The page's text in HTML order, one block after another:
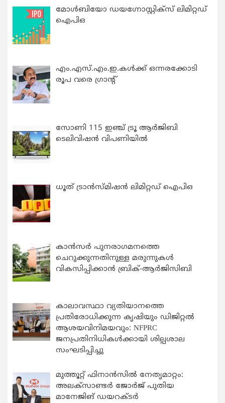
മോൾബിയോ ഡയഗ്നോസ്റ്റിക്സ് ലിമിറ്റഡ്
ഐപിഒ
എം.എസ്.എം.ഇ.കൾക്ക് ഒന്നരക്കോടി
രൂപ വരെ ഗ്രാന്റ്
സോണി 115 ഇഞ്ച് ട്രൂ ആർജിബി
ടെലിവിഷൻ വിപണിയിൽ
ധൂത് ട്രാൻസ്മിഷൻ ലിമിറ്റഡ് ഐപിഒ
കാന്‍സര്‍ പുനരാഗമനത്തെ
ചെറുക്കുന്നതിനുള്ള മരുന്നുകള്‍
വികസിപ്പിക്കാന്‍ ബ്രിക്-ആര്‍ജിസിബി
കാലാവസ്ഥാ വ്യതിയാനത്തെ
പ്രതിരോധിക്കുന്ന കൃഷിയും ഡിജിറ്റൽ
ആശയവിനിമയവും: NFPRC
ജനപ്രതിനിധികൾക്കായി ശില്പശാല
സംഘടിപ്പിച്ചു
മുത്തൂറ്റ് ഫിനാൻസിൽ നേതൃമാറ്റം:
അലക്സാണ്ടർ ജോർജ് പുതിയ
മാനേജിങ് ഡയറക്ടർ